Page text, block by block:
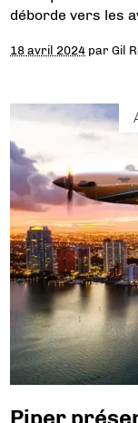
déborde vers les
18 avril 2024 parGil